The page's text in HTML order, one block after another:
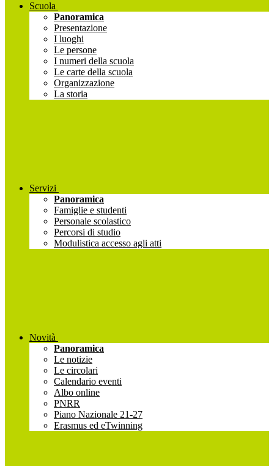
Scuola
Panoramica
Presentazione
I luoghi
Le persone
I numeri della scuola
Le carte della scuola
Organizzazione
La storia
Servizi
Panoramica
Famiglie e studenti
Personale scolastico
Percorsi di studio
Modulistica accesso agli atti
Novità
Panoramica
Le notizie
Le circolari
Calendario eventi
Albo online
PNRR
Piano Nazionale 21-27
Erasmus ed eTwinning